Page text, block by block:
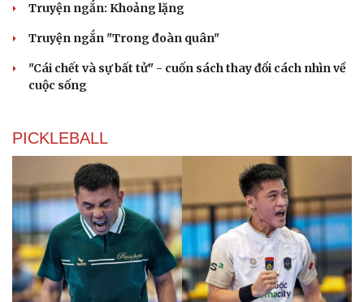
Truyện ngắn: Khoảng lặng
Truyện ngắn "Trong đoàn quân"
"Cái chết và sự bất tử" - cuốn sách thay đổi cách nhìn về
cuộc sống
PICKLEBALL